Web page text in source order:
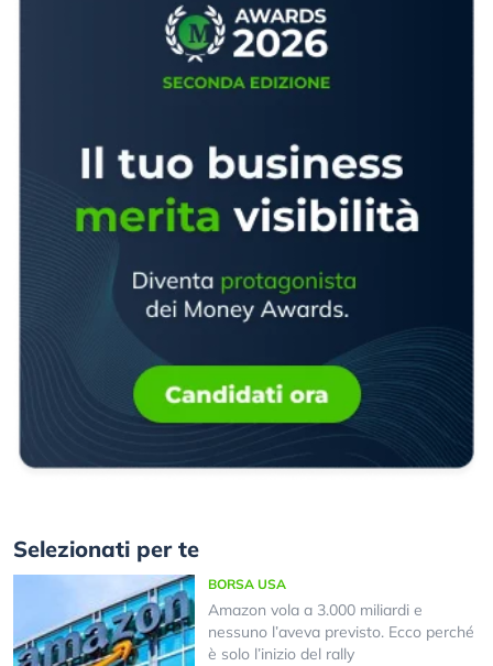
Selezionati per te
BORSA USA
Amazon vola a 3.000 miliardi e
nessuno l’aveva previsto. Ecco perché
è solo l’inizio del rally